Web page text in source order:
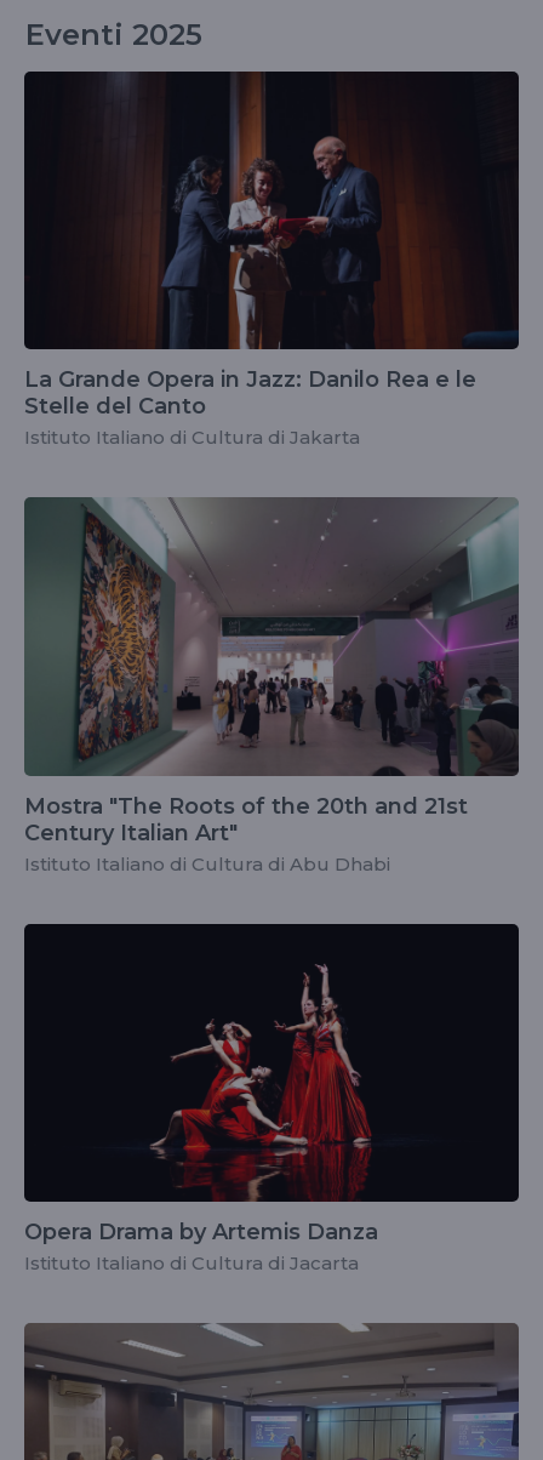
Eventi 2025
La Grande Opera in Jazz: Danilo Rea e le
Stelle del Canto
Istituto Italiano di Cultura di Jakarta
Mostra "The Roots of the 20th and 21st
Century Italian Art"
Istituto Italiano di Cultura di Abu Dhabi
Opera Drama by Artemis Danza
Istituto Italiano di Cultura di Jacarta